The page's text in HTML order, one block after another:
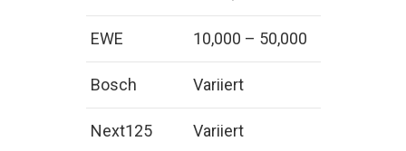
EWE 10,000 – 50,000
Bosch Variiert
Next125 Variiert